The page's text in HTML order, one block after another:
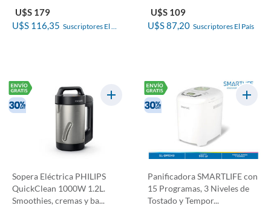
U$S 179
U$S 116,35 Suscriptores El
U$S 109
U$S 87,20 Suscriptores El País
Sopera Eléctrica PHILIPS
QuickClean 1000W 1.2L.
Smoothies, cremas y ba...
Panificadora SMARTLIFE con
15 Programas, 3 Niveles de
Tostado y Tempor...